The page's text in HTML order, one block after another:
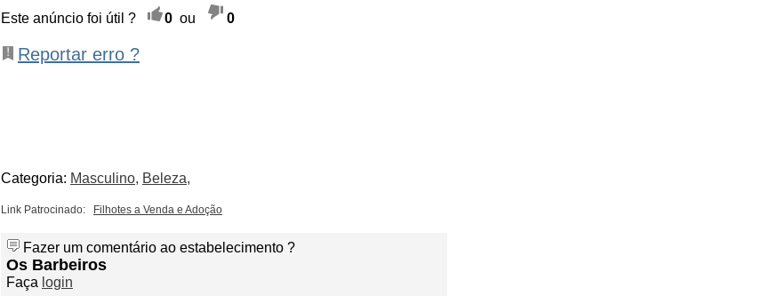
Este anúncio foi útil ? 0 ou 0
Reportar erro ?
Categoria: Masculino, Beleza,
Link Patrocinado: Filhotes a Venda e Adoção
Fazer um comentário ao estabelecimento ?
Os Barbeiros
Faça login